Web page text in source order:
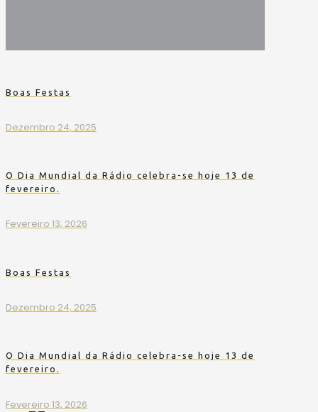
Boas Festas
Dezembro 24, 2025
O Dia Mundial da Rádio celebra-se hoje 13 de
fevereiro.
Fevereiro 13, 2026
Boas Festas
Dezembro 24, 2025
O Dia Mundial da Rádio celebra-se hoje 13 de
fevereiro.
Fevereiro 13, 2026